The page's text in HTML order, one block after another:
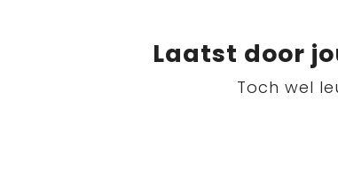
Laatst door
Toch wel